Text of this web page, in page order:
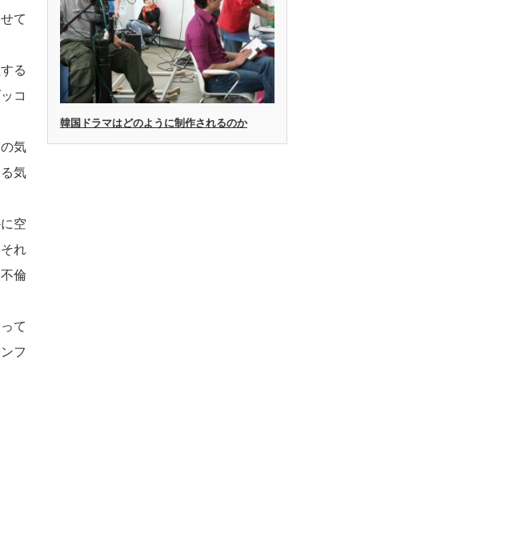
て
る
コ
気
気
空
れ
倫
て
フ
韓国ドラマはどのように制作されるのか